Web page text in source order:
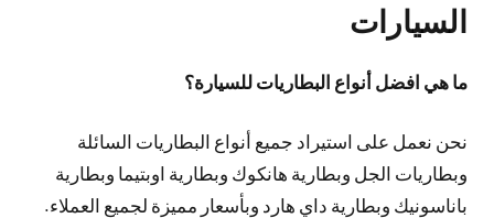
السيارات
ما هي افضل أنواع البطاريات للسيارة؟
نحن نعمل على استيراد جميع أنواع البطاريات السائلة
وبطاريات الجل وبطارية هانكوك وبطارية اوبتيما وبطارية
باناسونيك وبطارية داي هارد وبأسعار مميزة لجميع العملاء.